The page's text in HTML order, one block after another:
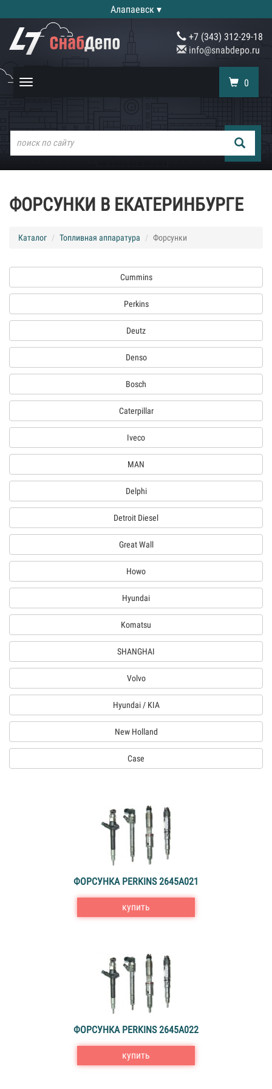
Алапаевск ▾
+7 (343) 312-29-18
info@snabdepo.ru
Toggle
0
ФОРСУНКИ В ЕКАТЕРИНБУРГЕ
Каталог Топливная аппаратура Форсунки
Cummins
Perkins
Deutz
Denso
Bosch
Caterpillar
Iveco
MAN
Delphi
Detroit Diesel
Great Wall
Howo
Hyundai
Komatsu
SHANGHAI
Volvo
Hyundai / KIA
New Holland
Case
ФОРСУНКА PERKINS 2645A021
купить
ФОРСУНКА PERKINS 2645A022
купить